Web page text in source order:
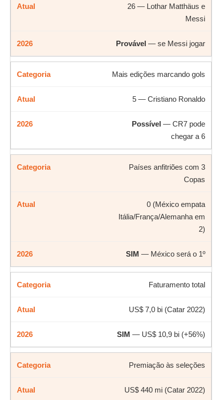
26 — Lothar Matthäus e
Messi
Provável — se Messi jogar
Mais edições marcando gols
5 — Cristiano Ronaldo
Possível — CR7 pode
chegar a 6
Países anfitriões com 3
Copas
0 (México empata
Itália/França/Alemanha em
2)
SIM — México será o 1º
Faturamento total
US$ 7,0 bi (Catar 2022)
SIM — US$ 10,9 bi (+56%)
Premiação às seleções
US$ 440 mi (Catar 2022)